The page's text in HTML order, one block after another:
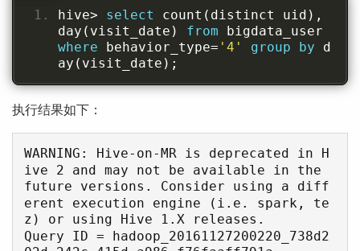
hive> select count ( distinct uid ),
day ( visit_date ) from
where behavior_type= '4' group by d
ay ( visit_date );
执行结果如下：
WARNING: Hive-on-MR is deprecated in H
ive 2 and may not be available in the
future versions. Consider using a diff
erent execution engine (i.e. spark, te
z) or using Hive 1.X releases.
Query ID = hadoop_20161127200220_738d2